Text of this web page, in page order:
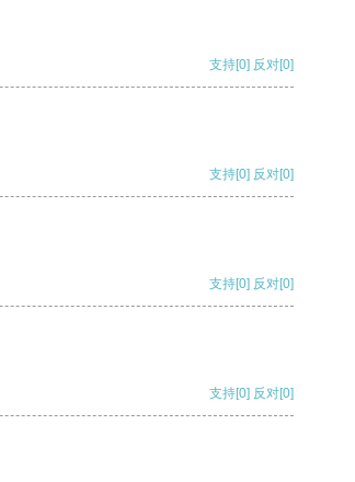
支持[0] 反对[0]
支持[0] 反对[0]
支持[0] 反对[0]
支持[0] 反对[0]